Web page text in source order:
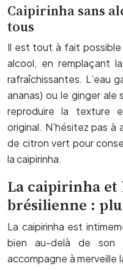
Caipirinha sans
tous
Il est tout à fait possible
alcool, en remplaçant
rafraîchissantes. L’eau
ananas) ou le ginger
reproduire la texture
original. N’hésitez pas
de citron vert pour
la caipirinha.
La caipirinha
brésilienne :
La caipirinha est
bien au-delà de son
accompagne à merveille